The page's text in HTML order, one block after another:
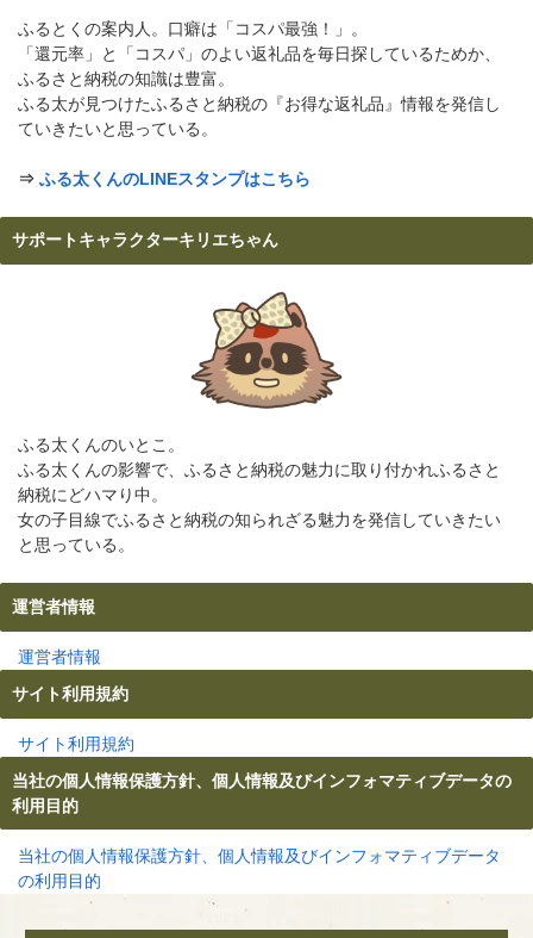
ふるとくの案内人。口癖は「コスパ最強！」。
「還元率」と「コスパ」のよい返礼品を毎日探しているためか、
ふるさと納税の知識は豊富。
ふる太が見つけたふるさと納税の『お得な返礼品』情報を発信し
ていきたいと思っている。
⇒ ふる太くんのLINEスタンプはこちら
サポートキャラクターキリエちゃん
ふる太くんのいとこ。
ふる太くんの影響で、ふるさと納税の魅力に取り付かれふるさと
納税にどハマり中。
女の子目線でふるさと納税の知られざる魅力を発信していきたい
と思っている。
運営者情報
運営者情報
サイト利用規約
サイト利用規約
当社の個人情報保護方針、個人情報及びインフォマティブデータの
利用目的
当社の個人情報保護方針、個人情報及びインフォマティブデータ
の利用目的